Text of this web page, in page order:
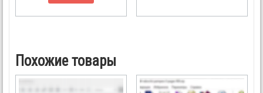
Похожие товары